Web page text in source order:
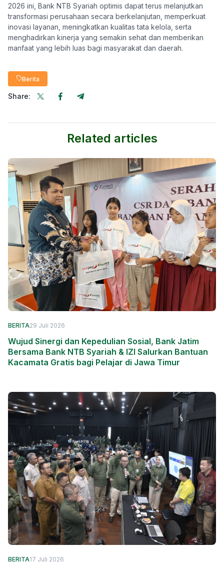
2026 ini, Bank NTB Syariah optimis dapat terus melanjutkan
transformasi perusahaan secara berkelanjutan, memperkuat
inovasi layanan, meningkatkan kualitas tata kelola, serta
menghadirkan kinerja yang semakin sehat dan memberikan
manfaat yang lebih luas bagi masyarakat dan daerah.
Berita
Share:
Related articles
BERITA29 Juli 2026
Wujud Sinergi dan Kepedulian Sosial, Bank Jatim
Bersama Bank NTB Syariah & IZI Salurkan Bantuan
Kacamata Gratis bagi Pelajar di Jawa Timur
BERITA17 Juli 2026